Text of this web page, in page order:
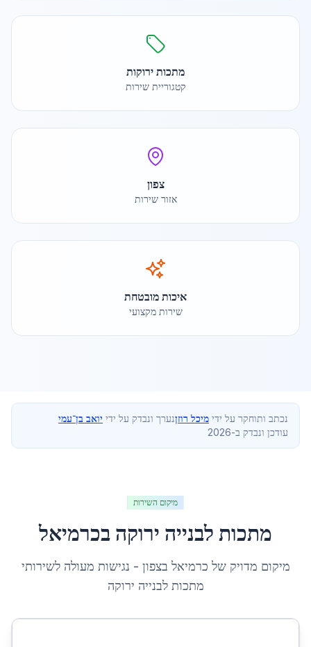
מתכות ירוקות
קטגוריית שירות
צפון
אזור שירות
איכות מובטחת
שירות מקצועי
נכתב ותוחקר על ידי מיכל רוזןנערך ונבדק על ידי יואב בן־עמי
עודכן ונבדק ב-2026
מיקום השירות
מתכות לבנייה ירוקה בכרמיאל
מיקום מדויק של כרמיאל בצפון - נגישות מעולה לשירותי
מתכות לבנייה ירוקה